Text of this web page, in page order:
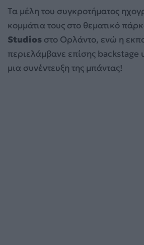
Τα μέλη του συγκροτήματος
κομμάτια τους στο θεματικό
Studios στο Ορλάντο, ενώ η
περιελάμβανε επίσης backstage
μια συνέντευξη της μπάντας!